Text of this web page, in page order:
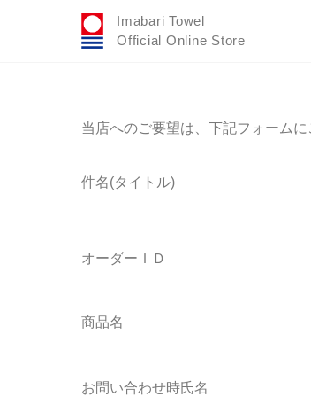
Imabari Towel
Official Online Store
バ
当店へのご要望は、下記フォーム
件名(タイトル)
オーダーＩＤ
商品名
お問い合わせ時氏名